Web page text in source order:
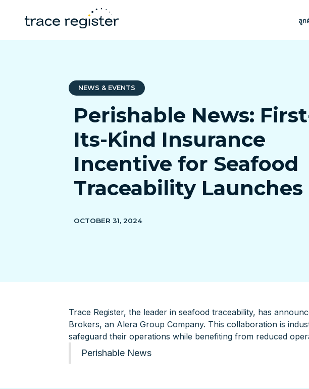
ลูก
NEWS & EVENTS
Perishable News:
Its-Kind Insurance
Incentive for Seafood
Traceability Launches
OCTOBER 31, 2024
Trace Register, the leader in seafood traceability, has
Brokers, an Alera Group Company. This collaboration is
safeguard their operations while benefiting from reduced
Perishable News